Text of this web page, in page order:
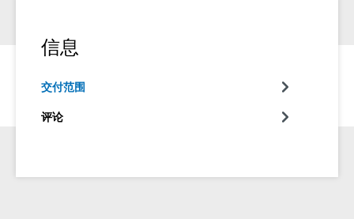
信息
交付范围
评论